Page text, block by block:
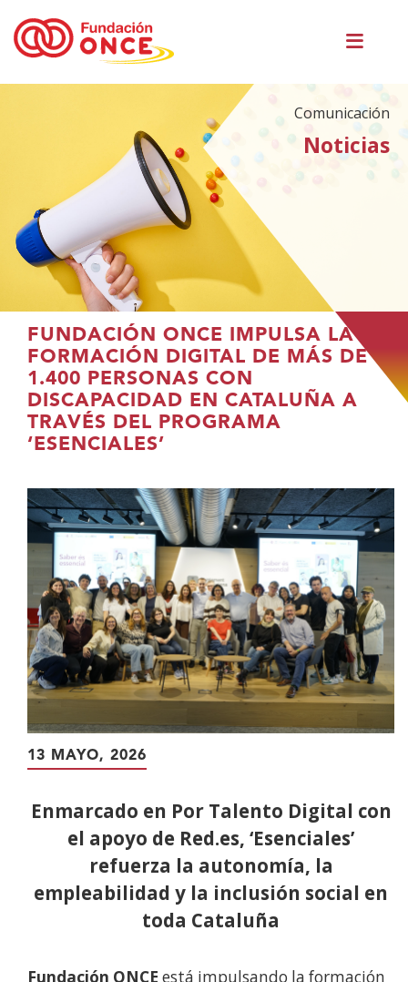
principal
Comunicación
Noticias
encuentras
contenido
principal
FUNDACIÓN ONCE IMPULSA LA
FORMACIÓN DIGITAL DE MÁS DE
1.400 PERSONAS CON
DISCAPACIDAD EN CATALUÑA A
TRAVÉS DEL PROGRAMA
‘ESENCIALES’
13 MAYO, 2026
Enmarcado en Por Talento Digital con
el apoyo de Red.es, ‘Esenciales’
refuerza la autonomía, la
empleabilidad y la inclusión social en
toda Cataluña
Fundación ONCE está impulsando la formación